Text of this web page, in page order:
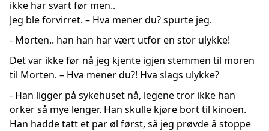
ikke har svart før men..
Jeg ble forvirret. – Hva mener du? spurte jeg.
- Morten.. han han har vært utfor en stor ulykke!
Det var ikke før nå jeg kjente igjen stemmen til moren
til Morten. – Hva mener du?! Hva slags ulykke?
- Han ligger på sykehuset nå, legene tror ikke han
orker så mye lenger. Han skulle kjøre bort til kinoen.
Han hadde tatt et par øl først, så jeg prøvde å stoppe